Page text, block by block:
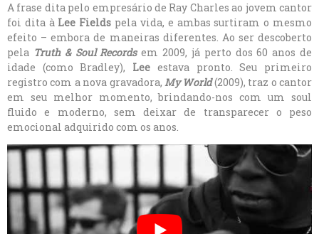
A frase dita pelo empresário de Ray Charles ao jovem cantor
foi dita à Lee Fields pela vida, e ambas surtiram o mesmo
efeito – embora de maneiras diferentes. Ao ser descoberto
pela Truth & Soul Recordsem 2009, já perto dos 60 anos de
idade (como Bradley), Lee estava pronto. Seu primeiro
registro com a nova gravadora, My World(2009), traz o cantor
em seu melhor momento, brindando-nos com um soul
fluido e moderno, sem deixar de transparecer o peso
emocional adquirido com os anos.